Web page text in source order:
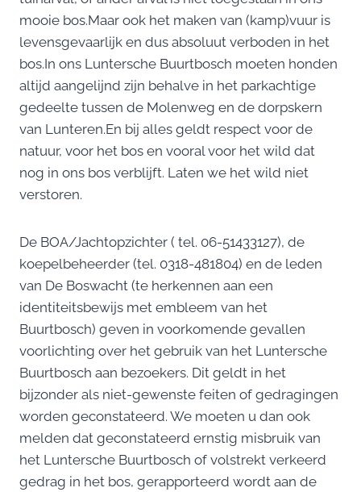
mooie bos.Maar ook het maken van (kamp)vuur is
levensgevaarlijk en dus absoluut verboden in het
bos.In ons Luntersche Buurtbosch moeten honden
altijd aangelijnd zijn behalve in het parkachtige
gedeelte tussen de Molenweg en de dorpskern
van Lunteren.En bij alles geldt respect voor de
natuur, voor het bos en vooral voor het wild dat
nog in ons bos verblijft. Laten we het wild niet
verstoren.
De BOA/Jachtopzichter ( tel. 06-51433127), de
koepelbeheerder (tel. 0318-481804) en de leden
van De Boswacht (te herkennen aan een
identiteitsbewijs met embleem van het
Buurtbosch) geven in voorkomende gevallen
voorlichting over het gebruik van het Luntersche
Buurtbosch aan bezoekers. Dit geldt in het
bijzonder als niet-gewenste feiten of gedragingen
worden geconstateerd. We moeten u dan ook
melden dat geconstateerd ernstig misbruik van
het Luntersche Buurtbosch of volstrekt verkeerd
gedrag in het bos, gerapporteerd wordt aan de